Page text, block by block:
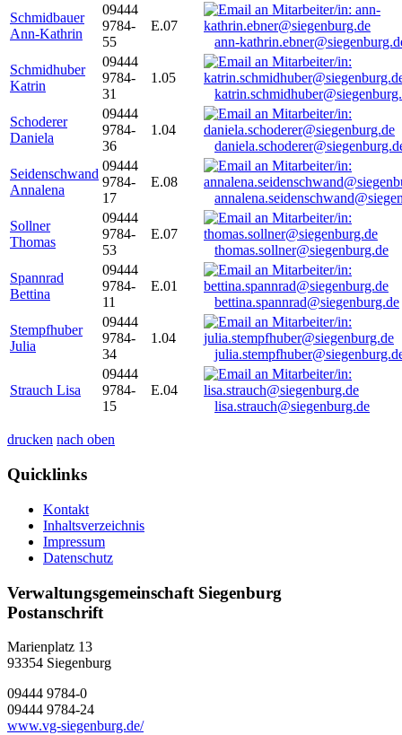
Schmidbauer
Ann-Kathrin
09444
9784-
55
E.07
ann-
Schmidhuber
Katrin
09444
9784-
31
1.05
Schoderer
Daniela
09444
9784-
36
1.04
Seidenschwand
Annalena
09444
9784-
17
E.08
Sollner
Thomas
09444
9784-
53
E.07
thomas.sollner@siegenburg.de
Spannrad
Bettina
09444
9784-
11
E.01
bettina.spannrad@siegenburg.de
Stempfhuber
Julia
09444
9784-
34
1.04
Strauch Lisa
09444
9784-
15
E.04
lisa.strauch@siegenburg.de
drucken nach oben
Quicklinks
Kontakt
Inhaltsverzeichnis
Impressum
Datenschutz
Verwaltungsgemeinschaft Siegenburg
Postanschrift
Marienplatz 13
93354 Siegenburg
09444 9784-0
09444 9784-24
www.vg-siegenburg.de/